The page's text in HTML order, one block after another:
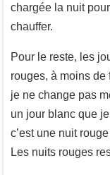
chargée la nuit
chauffer.
Pour le reste, les
rouges, à moins de
je ne change pas
un jour blanc que
c’est une nuit
Les nuits rouges